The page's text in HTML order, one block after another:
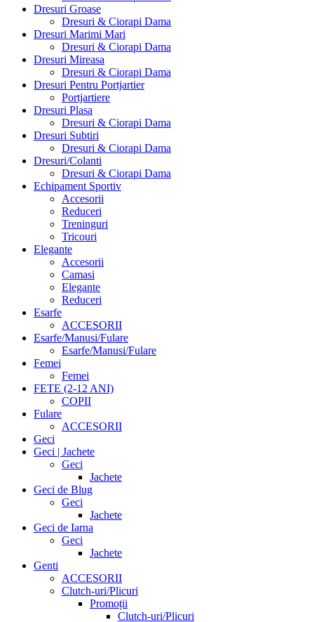
Dresuri Groase
Dresuri & Ciorapi Dama
Dresuri Marimi Mari
Dresuri & Ciorapi Dama
Dresuri Mireasa
Dresuri & Ciorapi Dama
Dresuri Pentru Portjartier
Portjartiere
Dresuri Plasa
Dresuri & Ciorapi Dama
Dresuri Subtiri
Dresuri & Ciorapi Dama
Dresuri/Colanti
Dresuri & Ciorapi Dama
Echipament Sportiv
Accesorii
Reduceri
Treninguri
Tricouri
Elegante
Accesorii
Camasi
Elegante
Reduceri
Esarfe
ACCESORII
Esarfe/Manusi/Fulare
Esarfe/Manusi/Fulare
Femei
Femei
FETE (2-12 ANI)
COPII
Fulare
ACCESORII
Geci
Geci | Jachete
Geci
Jachete
Geci de Blug
Geci
Jachete
Geci de Iarna
Geci
Jachete
Genti
ACCESORII
Clutch-uri/Plicuri
Promoții
Clutch-uri/Plicuri